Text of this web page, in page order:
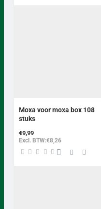
Moxa voor moxa box 108
stuks
€9,99
Excl. BTW:€8,26